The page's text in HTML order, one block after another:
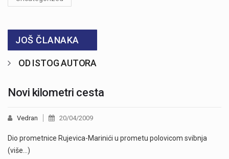
JOŠ ČLANAKA
OD ISTOG AUTORA
Novi kilometri cesta
Vedran 20/04/2009
Dio prometnice Rujevica-Marinići u prometu polovicom svibnja
(više…)